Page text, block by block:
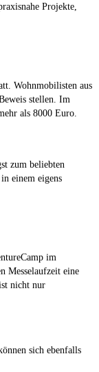
Projekte,
Wohnmobilisten aus
stellen. Im
als 8000 Euro.
zum beliebten
einem eigens
im
Messelaufzeit eine
nicht nur
sich ebenfalls